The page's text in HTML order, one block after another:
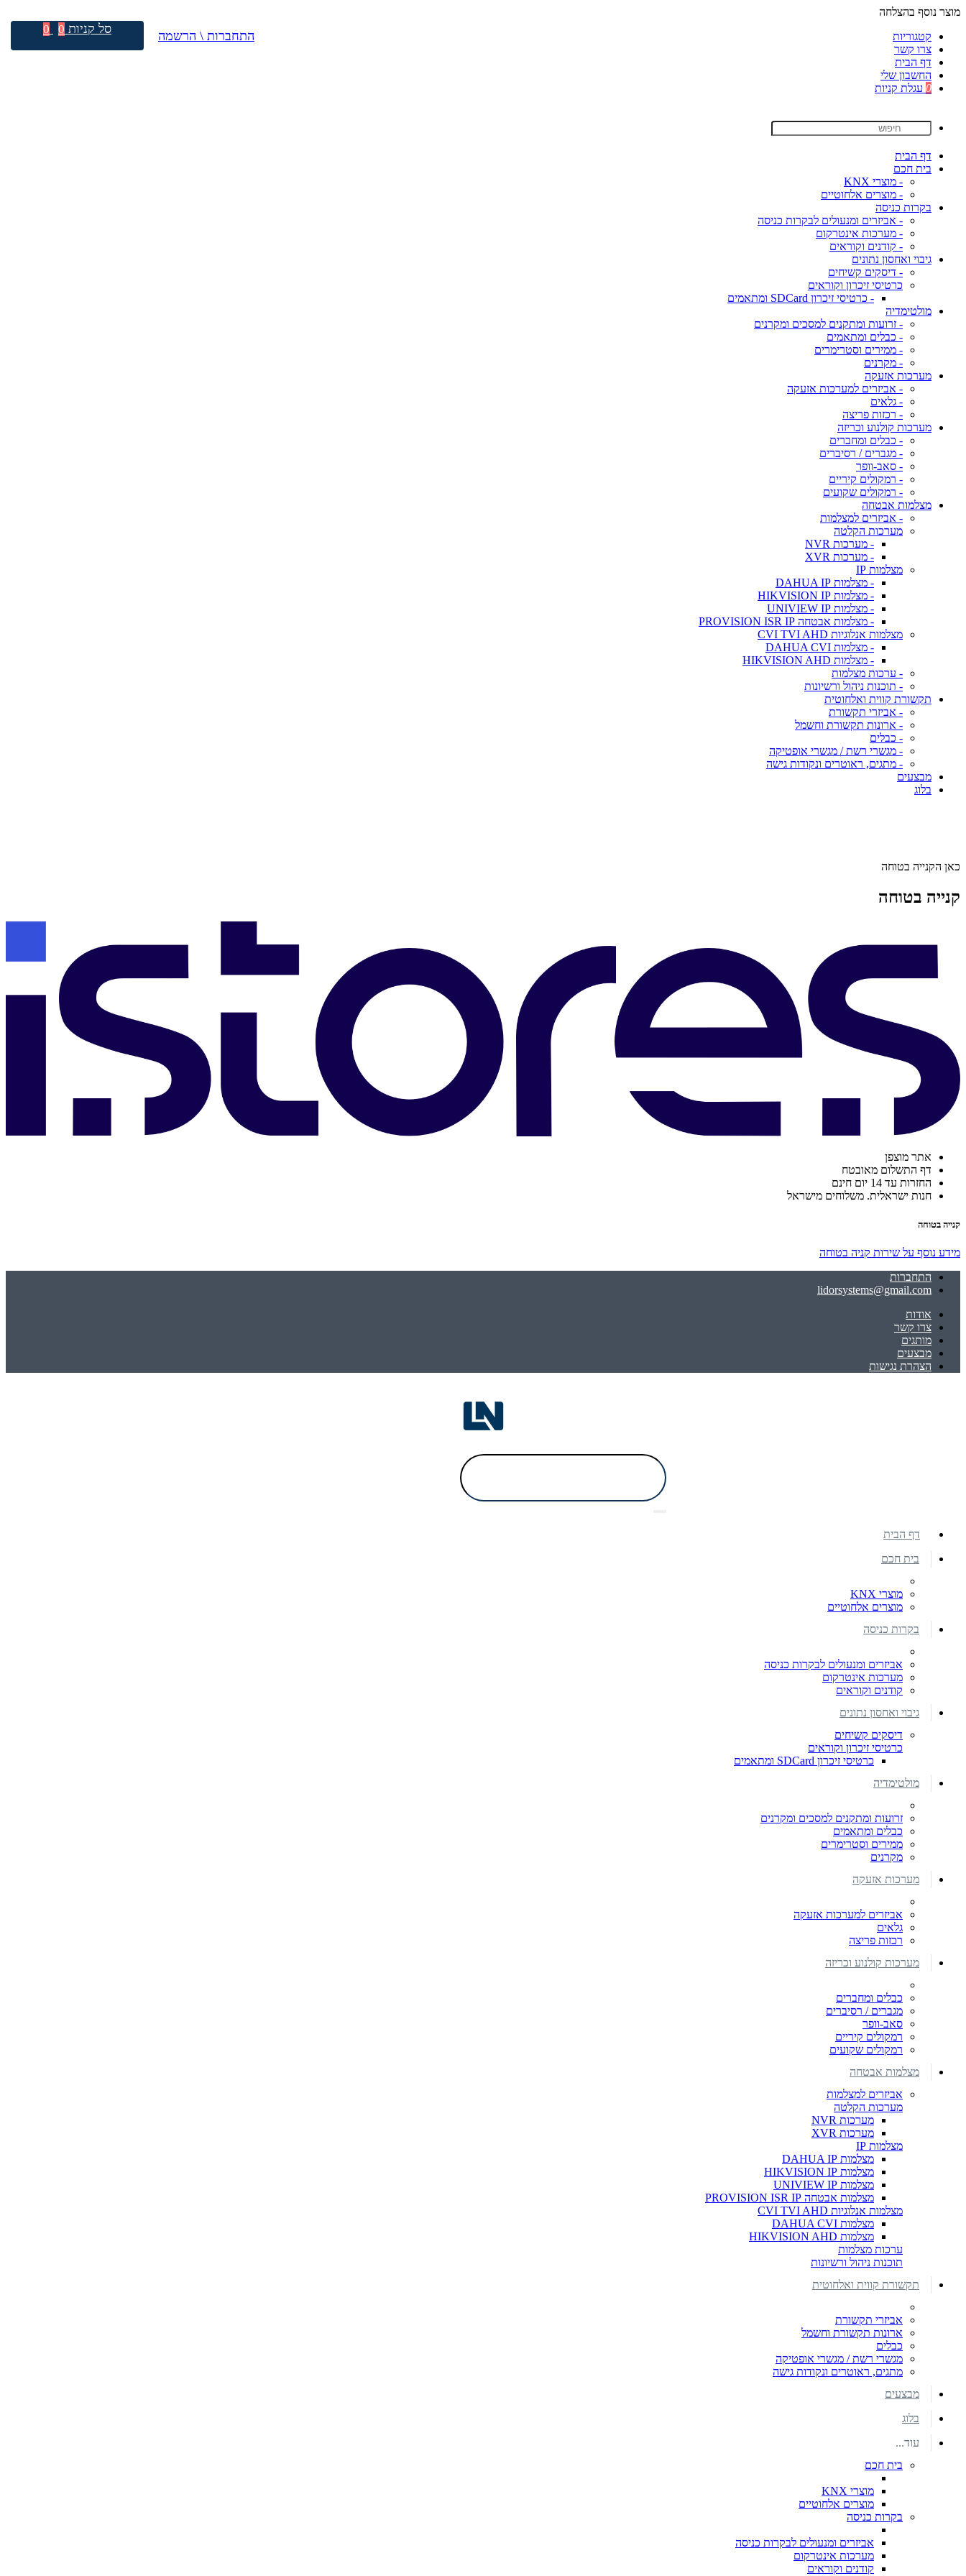
מוצר נוסף בהצלחה
קטגוריות
צרו קשר
דף הבית
החשבון שלי
0 עגלת קניות
דף הבית
בית חכם
- מוצרי KNX
- מוצרים אלחוטיים
בקרות כניסה
- אביזרים ומנעולים לבקרות כניסה
- מערכות אינטרקום
- קודנים וקוראים
גיבוי ואחסון נתונים
- דיסקים קשיחים
כרטיסי זיכרון וקוראים
- כרטיסי זיכרון SDCard ומתאמים
מולטימדיה
- זרועות ומתקנים למסכים ומקרנים
- כבלים ומתאמים
- ממירים וסטרימרים
- מקרנים
מערכות אזעקה
- אביזרים למערכות אזעקה
- גלאים
- רכזות פריצה
מערכות קולנוע וכריזה
- כבלים ומחברים
- מגברים / רסיברים
- סאב-וופר
- רמקולים קיריים
- רמקולים שקועים
מצלמות אבטחה
- אביזרים למצלמות
מערכות הקלטה
- מערכות NVR
- מערכות XVR
מצלמות IP
- מצלמות DAHUA IP
- מצלמות HIKVISION IP
- מצלמות UNIVIEW IP
- מצלמות אבטחה PROVISION ISR IP
מצלמות אנלוגיות CVI TVI AHD
- מצלמות DAHUA CVI
- מצלמות HIKVISION AHD
- ערכות מצלמות
- תוכנות ניהול ורשיונות
תקשורת קווית ואלחוטית
- אביזרי תקשורת
- ארונות תקשורת וחשמל
- כבלים
- מגשרי רשת / מגשרי אופטיקה
- מתגים, ראוטרים ונקודות גישה
מבצעים
בלוג
כאן הקנייה בטוחה
קנייה בטוחה
אתר מוצפן
דף התשלום מאובטח
החזרות עד 14 יום חינם
חנות ישראלית. משלוחים מישראל
קנייה בטוחה
מידע נוסף על שירות קניה בטוחה
התחברות
lidorsystems@gmail.com
אודות
צרו קשר
מותגים
מבצעים
הצהרת נגישות
התחברות \ הרשמה סל קניות 0
0
דף הבית
בית חכם
מוצרי KNX
מוצרים אלחוטיים
בקרות כניסה
אביזרים ומנעולים לבקרות כניסה
מערכות אינטרקום
קודנים וקוראים
גיבוי ואחסון נתונים
דיסקים קשיחים
כרטיסי זיכרון וקוראים
כרטיסי זיכרון SDCard ומתאמים
מולטימדיה
זרועות ומתקנים למסכים ומקרנים
כבלים ומתאמים
ממירים וסטרימרים
מקרנים
מערכות אזעקה
אביזרים למערכות אזעקה
גלאים
רכזות פריצה
מערכות קולנוע וכריזה
כבלים ומחברים
מגברים / רסיברים
סאב-וופר
רמקולים קיריים
רמקולים שקועים
מצלמות אבטחה
אביזרים למצלמות
מערכות הקלטה
מערכות NVR
מערכות XVR
מצלמות IP
מצלמות DAHUA IP
מצלמות HIKVISION IP
מצלמות UNIVIEW IP
מצלמות אבטחה PROVISION ISR IP
מצלמות אנלוגיות CVI TVI AHD
מצלמות DAHUA CVI
מצלמות HIKVISION AHD
ערכות מצלמות
תוכנות ניהול ורשיונות
תקשורת קווית ואלחוטית
אביזרי תקשורת
ארונות תקשורת וחשמל
כבלים
מגשרי רשת / מגשרי אופטיקה
מתגים, ראוטרים ונקודות גישה
מבצעים
בלוג
עוד...
בית חכם
מוצרי KNX
מוצרים אלחוטיים
בקרות כניסה
אביזרים ומנעולים לבקרות כניסה
מערכות אינטרקום
קודנים וקוראים